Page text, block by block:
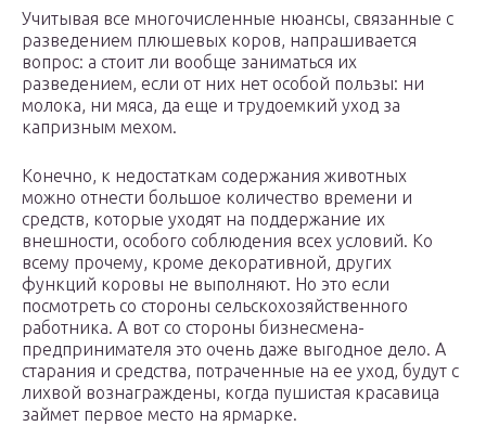
Учитывая все многочисленные нюансы, связанные с
разведением плюшевых коров, напрашивается
вопрос: а стоит ли вообще заниматься их
разведением, если от них нет особой пользы: ни
молока, ни мяса, да еще и трудоемкий уход за
капризным мехом.
Конечно, к недостаткам содержания животных
можно отнести большое количество времени и
средств, которые уходят на поддержание их
внешности, особого соблюдения всех условий. Ко
всему прочему, кроме декоративной, других
функций коровы не выполняют. Но это если
посмотреть со стороны сельскохозяйственного
работника. А вот со стороны бизнесмена-
предпринимателя это очень даже выгодное дело. А
старания и средства, потраченные на ее уход, будут с
лихвой вознаграждены, когда пушистая красавица
займет первое место на ярмарке.